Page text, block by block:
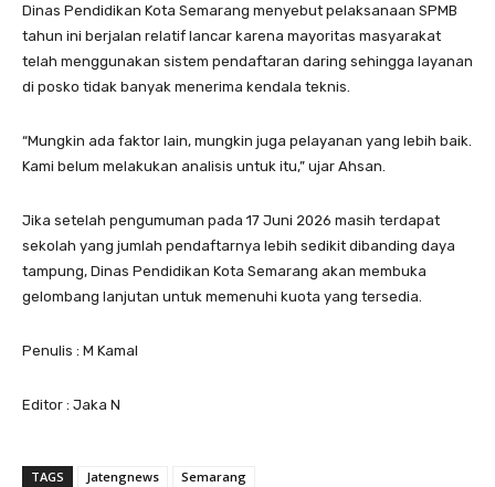
Dinas Pendidikan Kota Semarang menyebut pelaksanaan SPMB
tahun ini berjalan relatif lancar karena mayoritas masyarakat
telah menggunakan sistem pendaftaran daring sehingga layanan
di posko tidak banyak menerima kendala teknis.
“Mungkin ada faktor lain, mungkin juga pelayanan yang lebih baik.
Kami belum melakukan analisis untuk itu,” ujar Ahsan.
Jika setelah pengumuman pada 17 Juni 2026 masih terdapat
sekolah yang jumlah pendaftarnya lebih sedikit dibanding daya
tampung, Dinas Pendidikan Kota Semarang akan membuka
gelombang lanjutan untuk memenuhi kuota yang tersedia.
Penulis : M Kamal
Editor : Jaka N
TAGS Jatengnews Semarang